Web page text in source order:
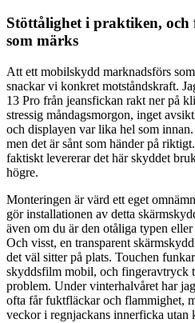
Stöttålighet i praktiken, och
som märks
Att ett mobilskydd marknadsförs
snackar vi konkret motståndskraft.
13 Pro från jeansfickan rakt ner på
stressig måndagsmorgon, inget
och displayen var lika hel som
men det är sånt som händer på
faktiskt levererar det här skyddet
högre.
Monteringen är värd ett eget
gör installationen av detta
även om du är den otåliga typen
Och visst, en transparent
det väl sitter på plats. Touchen
skyddsfilm mobil, och fingeravtryck
problem. Under vinterhalvåret har
ofta får fuktfläckar och flammighet,
veckor i regnjackans innerficka utan